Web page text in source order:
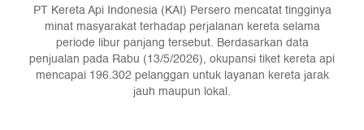
PT Kereta Api Indonesia (KAI) Persero mencatat tingginya
minat masyarakat terhadap perjalanan kereta selama
periode libur panjang tersebut. Berdasarkan data
penjualan pada Rabu (13/5/2026), okupansi tiket kereta api
mencapai 196.302 pelanggan untuk layanan kereta jarak
jauh maupun lokal.